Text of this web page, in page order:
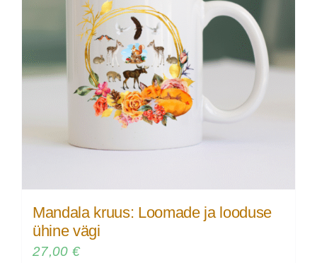
Mandala kruus: Loomade ja looduse
ühine vägi
27,00 €